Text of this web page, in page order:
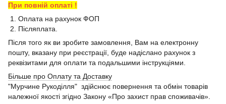
При повній оплаті !
1. Оплата на рахунок ФОП
2. Післяплата.
Після того як ви зробите замовлення, Вам на електронну
пошту, вказану при реєстрації, буде надіслано рахунок з
реквізитами для оплати та подальшими інструкціями.
Більше про Оплату та Доставку
"Мурчине Рукоділля" здійснює повернення та обмін товарів
належної якості згідно Закону «Про захист прав споживачів».